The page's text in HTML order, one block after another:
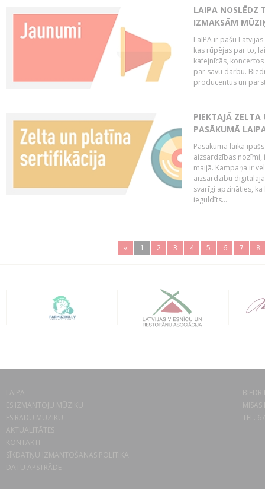
LAIPA NOSLĒDZ
IZMAKSĀM
LaIPA ir pašu
kas rūpējas par to,
kafejnīcās,
par savu darbu.
producentus un
PIEKTAJĀ ZELTA
PASĀKUMĀ
Pasākuma laikā
aizsardzības nozīmi,
maijā. Kampaņa ir
aizsardzību
svarīgi apzināties,
ieguldīts...
« 1 2 3 4 5 6 7 8
LAIPA
ES IZMANTOJU MŪZIKU
ES RADU MŪZIKU
AKTUALITĀTES
KONTAKTI
SĪKDATŅU IZMANTOŠANAS POLITIKA
DATU APSTRĀDE
TEL.